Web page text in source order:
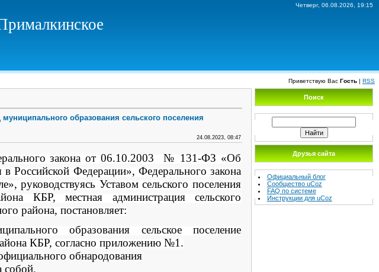
Четверг, 06.08.2026, 19:15
Приветствую Вас Гость | RSS
образования сельского поселения
24.08.2023, 08:47
закона от 06.10.2003 № 131-ФЗ «Об
Российской Федерации», Федерального закона
Уставом сельского поселения
КБР, местная администрация сельского
района, постановляет:
образования сельское поселение
КБР, согласно приложению №1.
обнародования
собой.
Поиск
Друзья сайта
Официальный блог
Сообщество uCoz
FAQ по системе
Инструкции для uCoz